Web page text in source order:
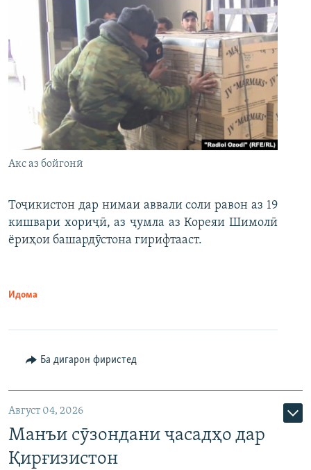
Акс аз бойгонӣ
Тоҷикистон дар нимаи аввали соли равон аз 19
кишвари хориҷӣ, аз ҷумла аз Кореяи Шимолӣ
ёриҳои башардӯстона гирифтааст.
Идома
Ба дигарон фиристед
Август 04, 2026
Манъи сӯзондани ҷасадҳо дар
Қирғизистон